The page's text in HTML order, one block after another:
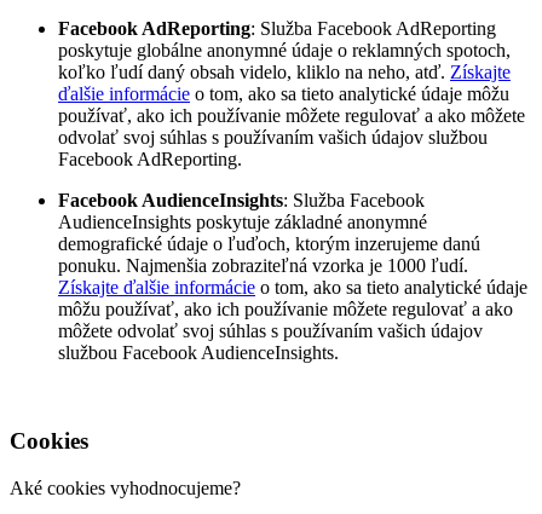
Facebook AdReporting: Služba Facebook AdReporting
poskytuje globálne anonymné údaje o reklamných spotoch,
koľko ľudí daný obsah videlo, kliklo na neho, atď. Získajte
ďalšie informácie o tom, ako sa tieto analytické údaje môžu
používať, ako ich používanie môžete regulovať a ako môžete
odvolať svoj súhlas s používaním vašich údajov službou
Facebook AdReporting.
Facebook AudienceInsights: Služba Facebook
AudienceInsights poskytuje základné anonymné
demografické údaje o ľuďoch, ktorým inzerujeme danú
ponuku. Najmenšia zobraziteľná vzorka je 1000 ľudí.
Získajte ďalšie informácie o tom, ako sa tieto analytické údaje
môžu používať, ako ich používanie môžete regulovať a ako
môžete odvolať svoj súhlas s používaním vašich údajov
službou Facebook AudienceInsights.
Cookies
Aké cookies vyhodnocujeme?